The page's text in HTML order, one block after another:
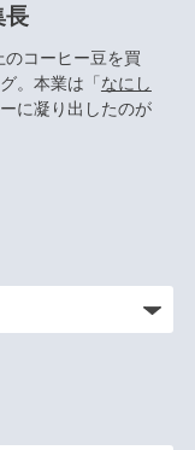
長
のコーヒー豆を買
。本業は「 なにし
に凝り出したのが